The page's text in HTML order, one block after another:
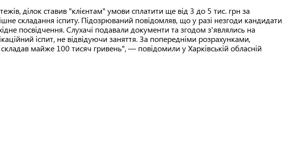
ділок ставив "клієнтам" умови сплатити ще від 3 до 5 тис. грн за
складання іспиту. Підозрюваний повідомляв, що у разі незгоди кандидати
посвідчення. Слухачі подавали документи та згодом з'являлись на
іспит, не відвідуючи заняття. За попередніми розрахунками,
майже 100 тисяч гривень", — повідомили у Харківській обласній